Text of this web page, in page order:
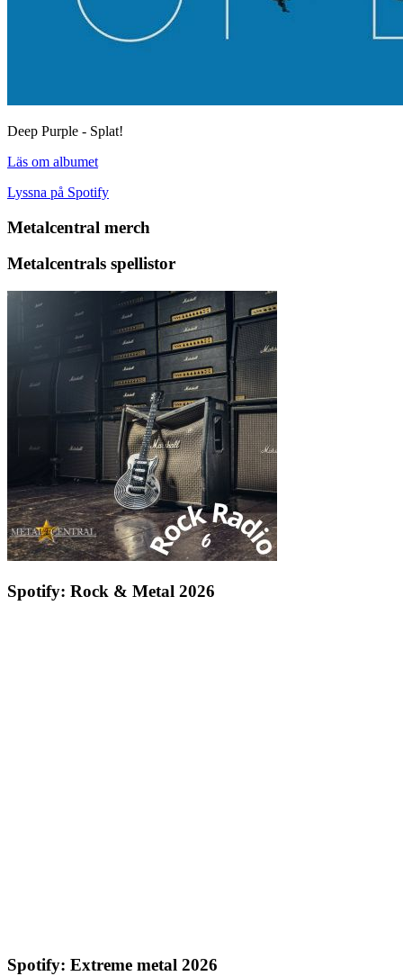
Deep Purple - Splat!
Läs om albumet
Lyssna på Spotify
Metalcentral merch
Metalcentrals spellistor
Spotify: Rock & Metal 2026
Spotify: Extreme metal 2026